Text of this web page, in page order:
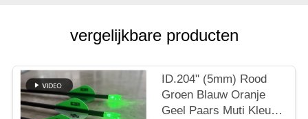
vergelijkbare producten
ID.204" (5mm) Rood
Groen Blauw Oranje
Geel Paars Muti Kleur